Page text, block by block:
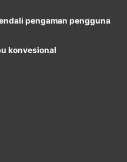
pengaman pengguna
konvesional